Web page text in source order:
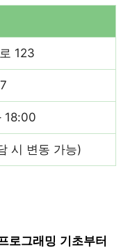
123
18:00
시 변동 가능)
로그래밍 기초부터